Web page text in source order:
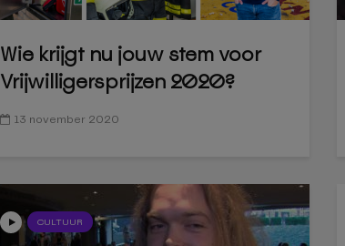
Wie krijgt nu jouw stem voor
Vrijwilligersprijzen 2020?
13 november 2020
CULTUUR